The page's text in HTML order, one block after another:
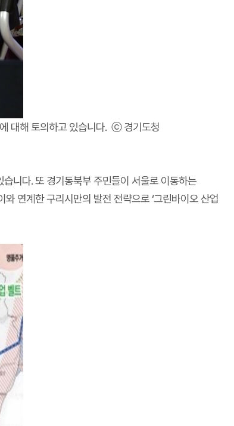
대해 토의하고 있습니다. ⓒ 경기도청
니다. 또 경기동북부 주민들이 서울로 이동하는
연계한 구리시만의 발전 전략으로 ‘그린바이오 산업